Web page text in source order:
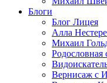
Блоги
Блог Лицея
Алла
Михаил
Вернисаж с